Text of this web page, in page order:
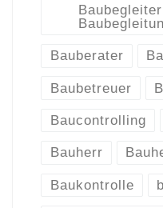
Bauberater
Baubetreuer
Baucontrolling
Bauherr
Baukontrolle